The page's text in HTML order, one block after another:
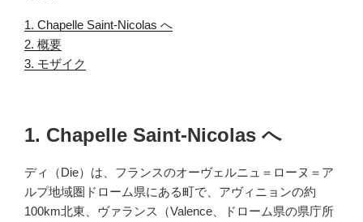
1. Chapelle Saint-Nicolas へ
2. 概要
3. モザイク
1. Chapelle Saint-Nicolas へ
ディ（Die）は、フランスのオーヴェルニュ＝ローヌ＝ア
ルプ地域圏ドローム県にある町で、アヴィニョンの約
100km北東、ヴァランス（Valence、ドローム県の県庁所